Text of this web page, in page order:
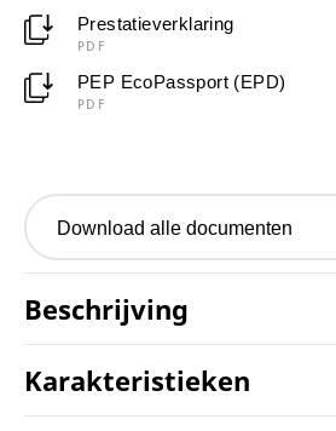
Prestatieverklaring
PDF
PEP EcoPassport (EPD)
PDF
Download alle documenten
Beschrijving
Karakteristieken